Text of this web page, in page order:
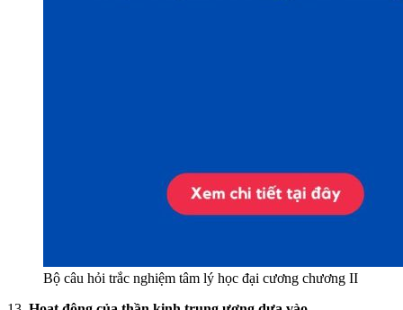
Bộ câu hỏi trắc nghiệm tâm lý học đại cương chương II